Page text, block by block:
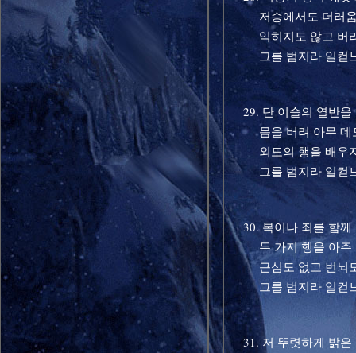
저승에서도 더러움
익히지도 않고 버리
그를 범지라 일컫
29. 단 이슬의 열반을
몸을 버려 아무 데
외도의 행을 배우
그를 범지라 일컫
30. 복이나 죄를 함께
두 가지 행을 아주
근심도 없고 번뇌
그를 범지라 일컫
31. 저 뚜렷하게 밝은